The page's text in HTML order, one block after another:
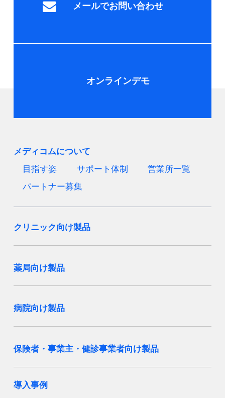
メールでお問い合わせ
オンラインデモ
メディコムについて
目指す姿
サポート体制
営業所一覧
パートナー募集
クリニック向け製品
薬局向け製品
病院向け製品
保険者・事業主・健診事業者向け製品
導入事例